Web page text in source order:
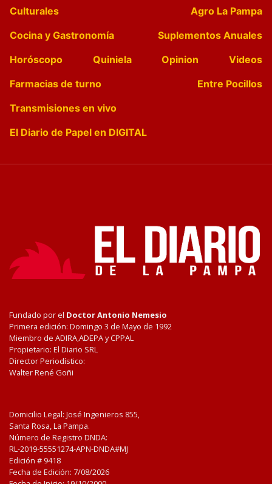
Culturales
Agro La Pampa
Cocina y Gastronomía
Suplementos Anuales
Horóscopo
Quiniela Opinion
Videos
Farmacias de turno
Entre Pocillos
Transmisiones en vivo
El Diario de Papel en DIGITAL
Fundado por el Doctor Antonio Nemesio
Primera edición: Domingo 3 de Mayo de 1992
Miembro de ADIRA,ADEPA y CPPAL
Propietario: El Diario SRL
Director Periodístico:
Walter René Goñi
Domicilio Legal: José Ingenieros 855,
Santa Rosa, La Pampa.
Número de Registro DNDA:
RL-2019-55551274-APN-DNDA#MJ
Edición # 9418
Fecha de Edición: 7/08/2026